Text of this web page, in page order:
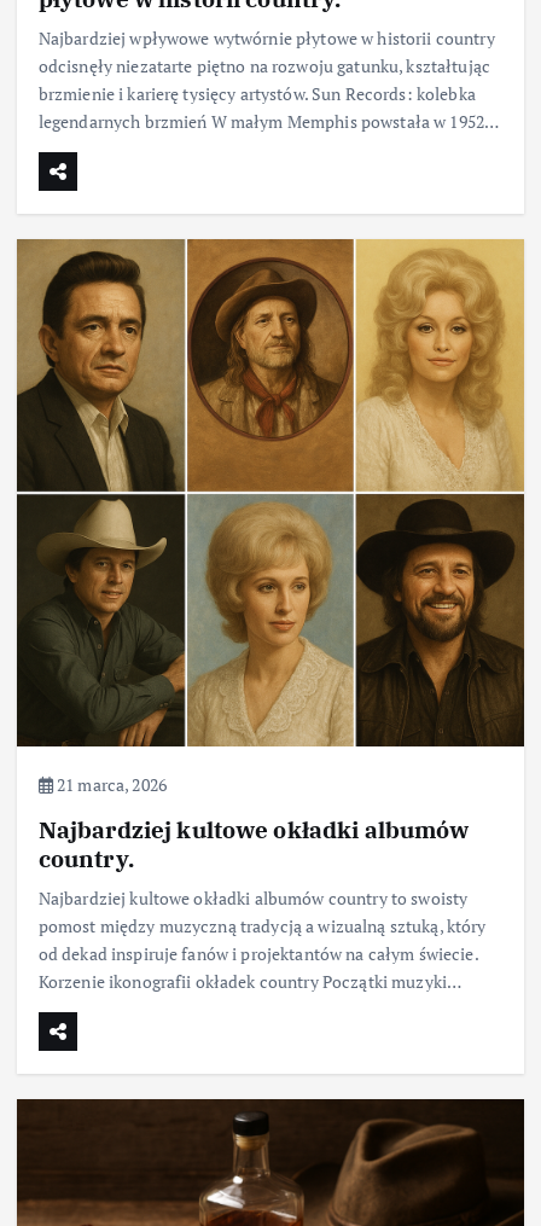
Najbardziej wpływowe wytwórnie płytowe w historii country
odcisnęły niezatarte piętno na rozwoju gatunku, kształtując
brzmienie i karierę tysięcy artystów. Sun Records: kolebka
legendarnych brzmień W małym Memphis powstała w 1952…
21 marca, 2026
Najbardziej kultowe okładki albumów
country.
Najbardziej kultowe okładki albumów country to swoisty
pomost między muzyczną tradycją a wizualną sztuką, który
od dekad inspiruje fanów i projektantów na całym świecie.
Korzenie ikonografii okładek country Początki muzyki…